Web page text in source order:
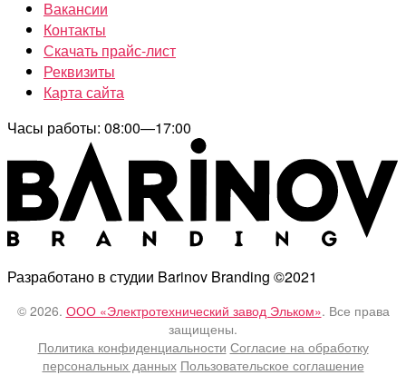
Вакансии
Контакты
Скачать прайс-лист
Реквизиты
Карта сайта
Часы работы: 08:00—17:00
Разработано в студии Barinov Branding ©2021
© 2026. ООО «Электротехнический завод Эльком». Все права
защищены.
Политика конфиденциальности Согласие на обработку
персональных данных Пользовательское соглашение